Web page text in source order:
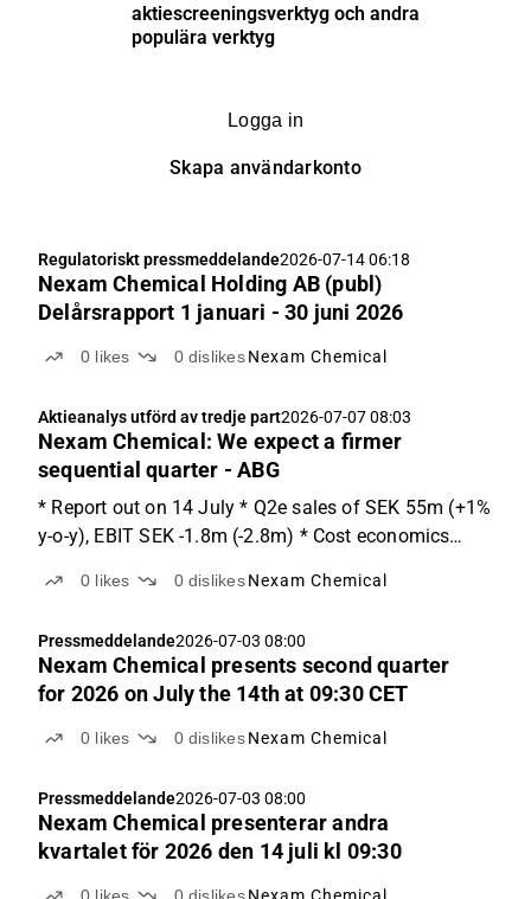
aktiescreeningsverktyg och andra
populära verktyg
Logga in
Skapa användarkonto
Regulatoriskt pressmeddelande2026-07-14 06:18
Nexam Chemical Holding AB (publ)
Delårsrapport 1 januari - 30 juni 2026
0 likes 0 dislikes Nexam Chemical
Aktieanalys utförd av tredje part2026-07-07 08:03
Nexam Chemical: We expect a firmer
sequential quarter - ABG
* Report out on 14 July * Q2e sales of SEK 55m (+1%
y-o-y), EBIT SEK -1.8m (-2.8m) * Cost economics
We estimate Q2 sales of SEK 55m, up 1% y-o-y
sales...
0 likes 0 dislikes Nexam Chemical
Pressmeddelande2026-07-03 08:00
Nexam Chemical presents second quarter
for 2026 on July the 14th at 09:30 CET
0 likes 0 dislikes Nexam Chemical
Pressmeddelande2026-07-03 08:00
Nexam Chemical presenterar andra
kvartalet för 2026 den 14 juli kl 09:30